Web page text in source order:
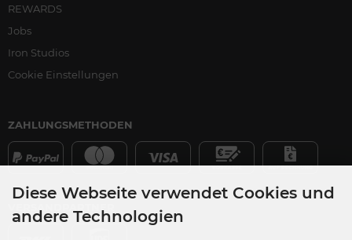
REWARDS
Jobs
Iron Studios
Cookie Einstellungen
ZAHLUNGSMETHODEN
Diese Webseite verwendet Cookies und
andere Technologien